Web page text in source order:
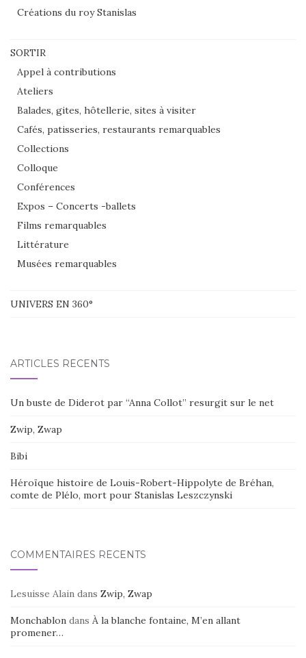
Créations du roy Stanislas
SORTIR
Appel à contributions
Ateliers
Balades, gites, hôtellerie, sites à visiter
Cafés, patisseries, restaurants remarquables
Collections
Colloque
Conférences
Expos – Concerts -ballets
Films remarquables
Littérature
Musées remarquables
UNIVERS EN 360°
ARTICLES RÉCENTS
Un buste de Diderot par “Anna Collot” resurgit sur le net
Zwip, Zwap
Bibi
Héroïque histoire de Louis-Robert-Hippolyte de Bréhan,
comte de Plélo, mort pour Stanislas Leszczynski
COMMENTAIRES RÉCENTS
Lesuisse Alain dans Zwip, Zwap
Monchablon dans À la blanche fontaine, M’en allant
promener…